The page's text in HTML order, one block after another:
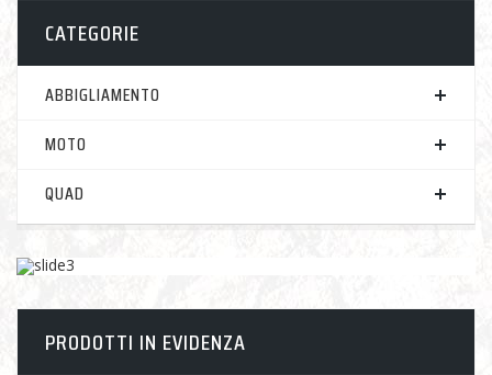
CATEGORIE
ABBIGLIAMENTO
MOTO
QUAD
PRODOTTI IN EVIDENZA